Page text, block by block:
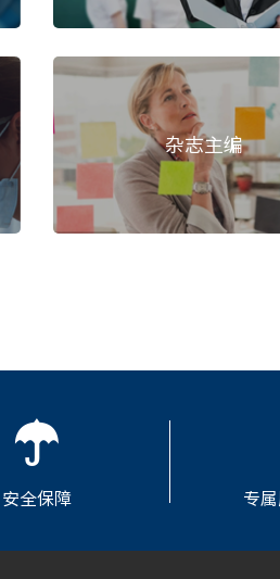
杂志主编
安全保障 专